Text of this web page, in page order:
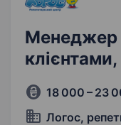
Менеджер
18 000 – 23
Логос,